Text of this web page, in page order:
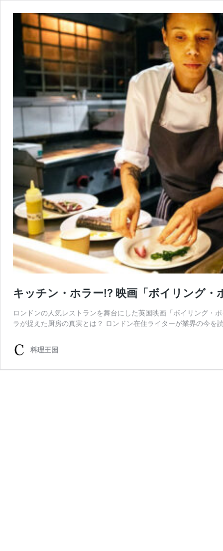
キッチン・ホラー!? 映画「ボイリング・
ロンドンの人気レストランを舞台にした英国映画「ボイリング・
ラが捉えた厨房の真実とは？ ロンドン在住ライターが業界の今
料理王国